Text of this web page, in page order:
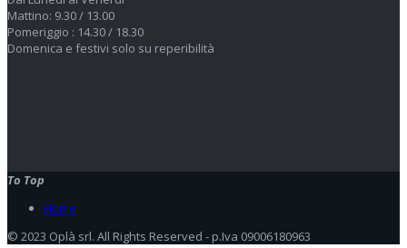
Mattino: 9.30 / 13.00
Pomeriggio : 14.30 / 18.30
Domenica e festivi solo su reperibilità
To Top
Home
© 2023 Oplà srl. All Rights Reserved - p.Iva 09006180963